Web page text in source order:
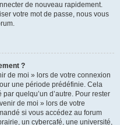
de nouveau rapidement.
votre mot de passe, nous vous
?
de moi » lors de votre connexion
une période prédéfinie. Cela
quelqu’un d’autre. Pour rester
de moi » lors de votre
si vous accédez au forum
un cybercafé, une université,